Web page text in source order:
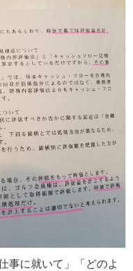
事に就いて」「どのよ